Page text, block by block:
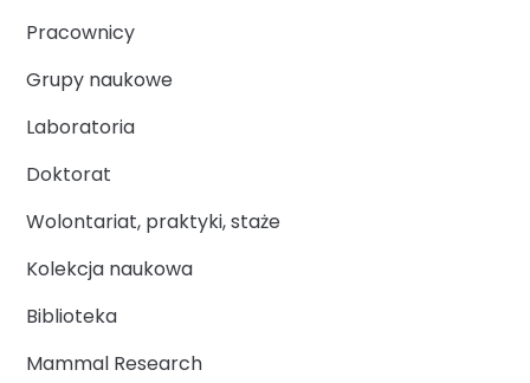
Pracownicy
Grupy naukowe
Laboratoria
Doktorat
Wolontariat, praktyki, staże
Kolekcja naukowa
Biblioteka
Mammal Research